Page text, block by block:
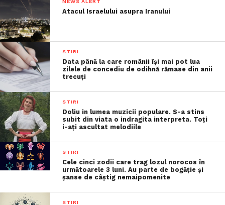
Atacul Israelului asupra Iranului
STIRI
Data până la care românii îşi mai pot lua
zilele de concediu de odihnă rămase din anii
trecuţi
STIRI
Doliu in lumea muzicii populare. S-a stins
subit din viata o indragita interpreta. Toți
i-ați ascultat melodiile
STIRI
Cele cinci zodii care trag lozul norocos în
următoarele 3 luni. Au parte de bogăție și
șanse de câștig nemaipomenite
STIRI